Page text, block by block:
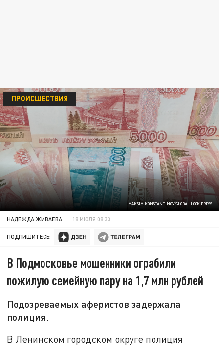
MAKSIM KONSTANTINOV/GLOBAL LOOK PRESS
ПРОИСШЕСТВИЯ
НАДЕЖДА ЖИВАЕВА 18 ИЮЛЯ 08:33
ПОДПИШИТЕСЬ:
В Подмосковье мошенники ограбили
пожилую семейную пару на 1,7 млн рублей
Подозреваемых аферистов задержала
полиция.
В Ленинском городском округе полиция